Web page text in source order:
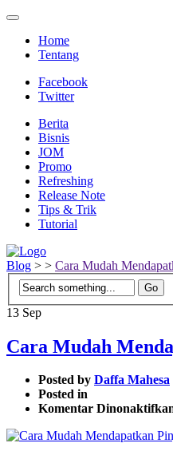
Home
Tentang
Facebook
Twitter
Berita
Bisnis
JOM
Promo
Refreshing
Release Note
Tips & Trik
Tutorial
Blog > > Cara Mudah
13 Sep
Cara Mudah
Posted by Daffa Mahesa
Posted in
Komentar